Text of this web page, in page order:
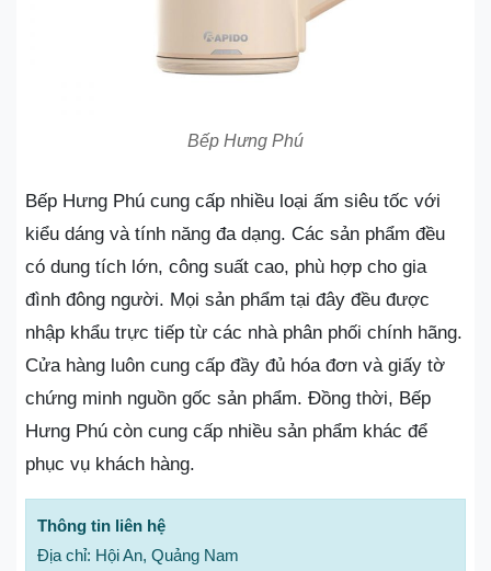
Bếp Hưng Phú
Bếp Hưng Phú cung cấp nhiều loại ấm siêu tốc với
kiểu dáng và tính năng đa dạng. Các sản phẩm đều
có dung tích lớn, công suất cao, phù hợp cho gia
đình đông người. Mọi sản phẩm tại đây đều được
nhập khẩu trực tiếp từ các nhà phân phối chính hãng.
Cửa hàng luôn cung cấp đầy đủ hóa đơn và giấy tờ
chứng minh nguồn gốc sản phẩm. Đồng thời, Bếp
Hưng Phú còn cung cấp nhiều sản phẩm khác để
phục vụ khách hàng.
Thông tin liên hệ
Địa chỉ: Hội An, Quảng Nam